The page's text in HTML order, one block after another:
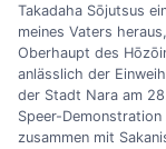
Takadaha Sōjutsus
meines Vaters
Oberhaupt des
anlässlich der
der Stadt Nara am
Speer-
zusammen mit